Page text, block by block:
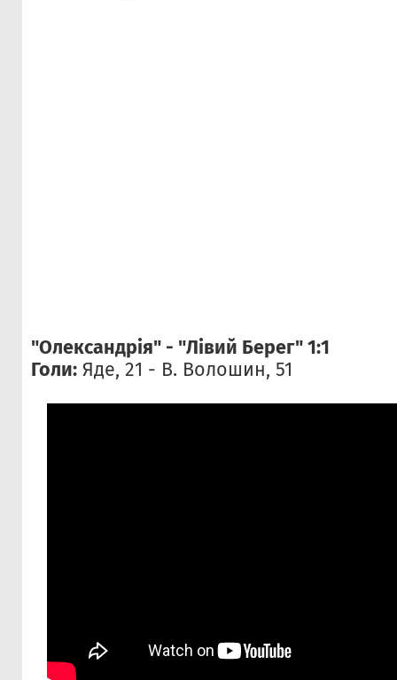
"Олександрія" - "Лівий Берег" 1:1
Голи: Яде, 21 - В. Волошин, 51